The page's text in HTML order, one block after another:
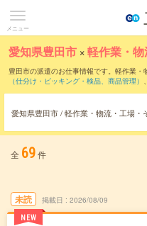
メニュー
愛知県豊田市 ×軽作業・
豊田市の派遣のお仕事情報です。軽作業・
（仕分け・ピッキング・検品、商品管理） 、
愛知県豊田市 / 軽作業・物流・工場・
全 69件
未読
NEW
掲載日 2026/08/09